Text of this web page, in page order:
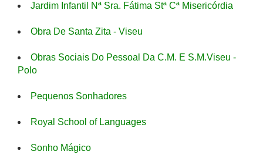
Jardim Infantil Nª Sra. Fátima Stª Cª Misericórdia
Obra De Santa Zita - Viseu
Obras Sociais Do Pessoal Da C.M. E S.M.Viseu -
Polo
Pequenos Sonhadores
Royal School of Languages
Sonho Mágico